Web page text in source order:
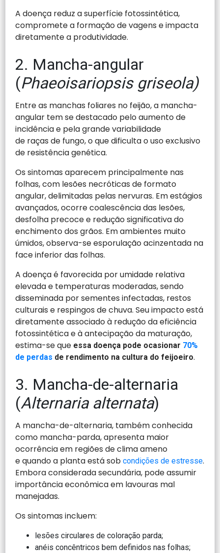
A doença reduz a superfície fotossintética,
compromete a formação de vagens e impacta
diretamente a produtividade.
2. Mancha-angular
(Phaeoisariopsis griseola)
Entre as manchas foliares no feijão, a mancha-
angular tem se destacado pelo aumento de
incidência e pela grande variabilidade
de raças de fungo, o que dificulta o uso exclusivo
de resistência genética.
Os sintomas aparecem principalmente nas
folhas, com lesões necróticas de formato
angular, delimitadas pelas nervuras. Em estágios
avançados, ocorre coalescência das lesões,
desfolha precoce e redução significativa do
enchimento dos grãos. Em ambientes muito
úmidos, observa-se esporulação acinzentada na
face inferior das folhas.
A doença é favorecida por umidade relativa
elevada e temperaturas moderadas, sendo
disseminada por sementes infectadas, restos
culturais e respingos de chuva. Seu impacto está
diretamente associado à redução da eficiência
fotossintética e à antecipação da maturação,
estima-se que essa doença pode ocasionar 70%
de perdas de rendimento na cultura do feijoeiro.
3. Mancha-de-alternaria
(Alternaria alternata)
A mancha-de-alternaria, também conhecida
como mancha-parda, apresenta maior
ocorrência em regiões de clima ameno
e quando a planta está sobcondições de estresse.
Embora considerada secundária, pode assumir
importância econômica em lavouras mal
manejadas.
Os sintomas incluem:
lesões circulares de coloração parda;
anéis concêntricos bem definidos nas folhas;